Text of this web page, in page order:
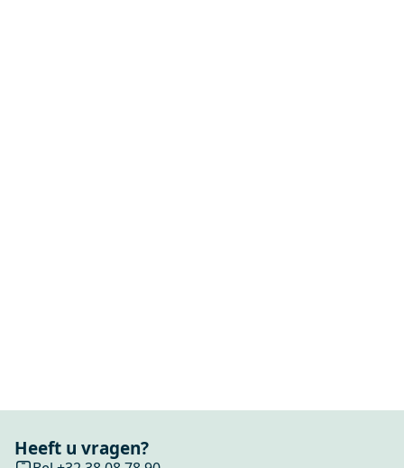
Heeft u vragen?